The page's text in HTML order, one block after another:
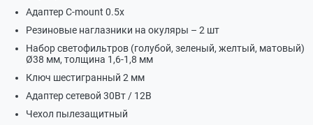
Адаптер С-mount 0.5х
Резиновые наглазники на окуляры – 2 шт
Набор светофильтров (голубой, зеленый, желтый, матовый)
Ø38 мм, толщина 1,6-1,8 мм
Ключ шестигранный 2 мм
Адаптер сетевой 30Вт / 12В
Чехол пылезащитный